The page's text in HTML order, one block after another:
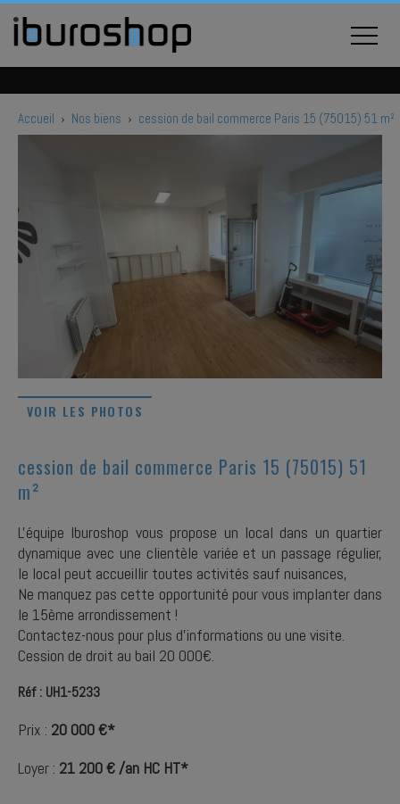
Accueil › Nos biens › cession de bail commerce Paris 15 (75015) 51 m²
VOIR LES PHOTOS
cession de bail commerce Paris 15 (75015) 51
m²
L'équipe Iburoshop vous propose un local dans un quartier
dynamique avec une clientèle variée et un passage régulier,
le local peut accueillir toutes activités sauf nuisances,
Ne manquez pas cette opportunité pour vous implanter dans
le 15ème arrondissement !
Contactez-nous pour plus d'informations ou une visite.
Cession de droit au bail 20 000€.
Réf : UH1-5233
Prix : 20 000 €*
Loyer : 21 200 € /an HC HT*